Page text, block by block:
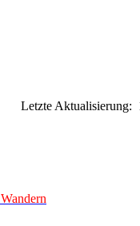
Letzte Aktualisierung:
Wandern